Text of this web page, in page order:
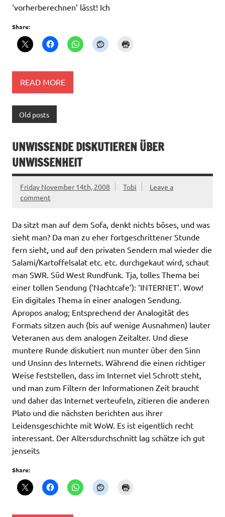
‘vorherberechnen’ lässt! Ich
Share:
READ MORE
Old posts
UNWISSENDE DISKUTIEREN ÜBER
UNWISSENHEIT
Friday November 14th, 2008 Tobi
Leave a
comment
Da sitzt man auf dem Sofa, denkt nichts böses, und was
sieht man? Da man zu eher fortgeschrittener Stunde
fern sieht, und auf den privaten Sendern mal wieder die
Salami/Kartoffelsalat etc. etc. durchgekaut wird, schaut
man SWR. Süd West Rundfunk. Tja, tolles Thema bei
einer tollen Sendung (‘Nachtcafe’): ‘INTERNET’. Wow!
Ein digitales Thema in einer analogen Sendung.
Apropos analog; Entsprechend der Analogität des
Formats sitzen auch (bis auf wenige Ausnahmen) lauter
Veteranen aus dem analogen Zeitalter. Und diese
muntere Runde diskutiert nun munter über den Sinn
und Unsinn des Internets. Während die einen richtiger
Weise feststellen, dass im Internet viel Schrott steht,
und man zum Filtern der Informationen Zeit braucht
und daher das Internet verteufeln, zitieren die anderen
Plato und die nächsten berichten aus ihrer
Leidensgeschichte mit WoW. Es ist eigentlich recht
interessant. Der Altersdurchschnitt lag schätze ich gut
jenseits
Share: